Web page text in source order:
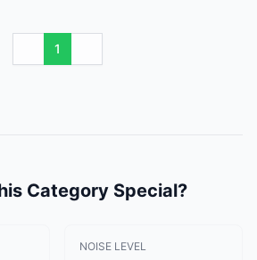
1
Category Special?
NOISE LEVEL